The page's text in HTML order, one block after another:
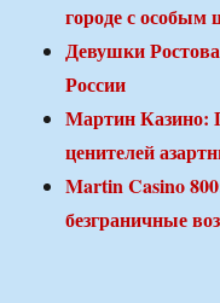
городе с
Девушки
России
Мартин Казино:
ценителей
Martin Casino
безграничные